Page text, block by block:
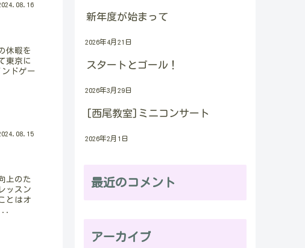
休暇を
東京に
ドゲー
上のた
ッスン
とはオ
新年度が始まって
2026年4月21日
スタートとゴール！
2026年3月29日
[西尾教室]ミニコンサート
2026年2月1日
最近のコメント
アーカイブ